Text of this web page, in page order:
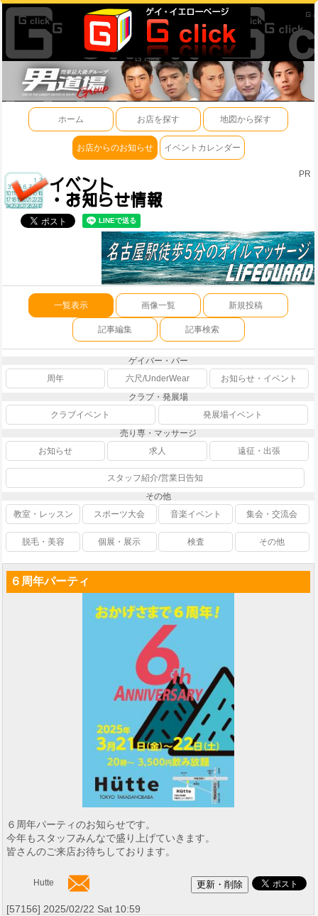
ホーム お店を探す 地図から探す
お店からのお知らせ イベントカレンダー
PR
一覧表示 画像一覧 新規投稿
記事編集 記事検索
ゲイバー・バー
周年
六尺/UnderWear
お知らせ・イベント
クラブ・発展場
クラブイベント
発展場イベント
売り専・マッサージ
お知らせ
求人 遠征・出張
スタッフ紹介/営業日告知
その他
教室・レッスン
スポーツ大会 音楽イベント 集会・交流会
脱毛・美容 個展・展示 検査 その他
６周年パーティ
６周年パーティのお知らせです。
今年もスタッフみんなで盛り上げていきます。
皆さんのご来店お待ちしております。
Hutte
[57156] 2025/02/22 Sat 10:59